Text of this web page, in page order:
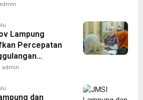
Lampung
Percepatan
admin
dan